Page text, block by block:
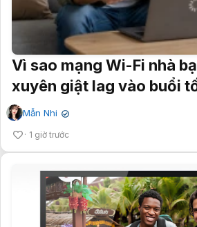
Vì sao mạng Wi-Fi nhà
xuyên giật lag vào buổi
Mẫn Nhi ✔
1 giờ trước